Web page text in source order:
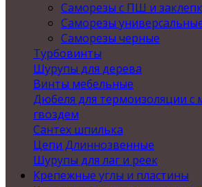
Саморезы с ПШ и
Саморезы
Саморезы черные
Турбовинты
Шурупы для дерева
Винты мебельные
Дюбеля для термоизоляции с
гвоздем
Сантех шпилька
Цепи Длиннозвенные
Шурупы для лаг и реек
Крепежные углы и пластины